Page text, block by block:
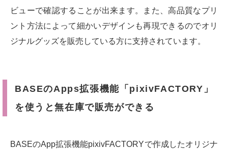
ビューで確認することが出来ます。また、高品質なプリ
ント方法によって細かいデザインも再現できるのでオリ
ジナルグッズを販売している方に支持されています。
BASEのApps拡張機能「pixivFACTORY」
を使うと無在庫で販売ができる
BASEのApp拡張機能pixivFACTORYで作成したオリジナ